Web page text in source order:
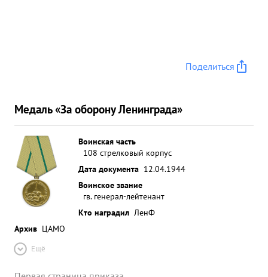
Поделиться
Медаль «За оборону Ленинграда»
Воинская часть
108 стрелковый корпус
Дата документа 12.04.1944
Воинское звание
гв. генерал-лейтенант
Кто наградил ЛенФ
Архив ЦАМО
Ещё